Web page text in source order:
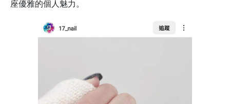
座優雅的個人魅力。